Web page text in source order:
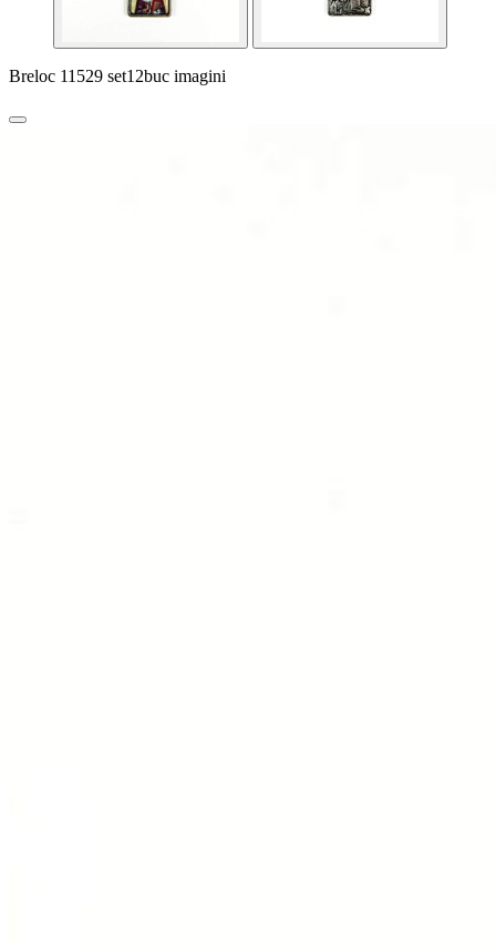
Breloc 11529 set12buc imagini